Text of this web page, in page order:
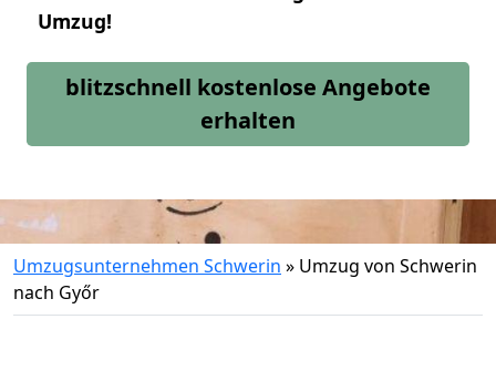
Umzug!
blitzschnell kostenlose Angebote
erhalten
Umzugsunternehmen Schwerin » Umzug von Schwerin
nach Győr